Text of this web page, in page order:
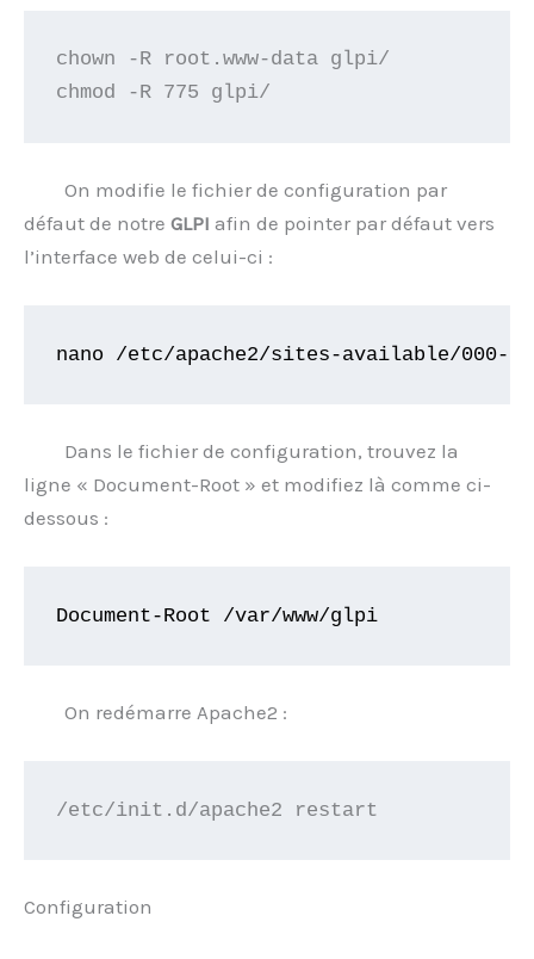
chown -R root.www-data glpi/
chmod -R 775 glpi/
On modifie le fichier de configuration par
défaut de notre GLPI afin de pointer par défaut vers
l’interface web de celui-ci :
nano /etc/apache2/sites-available/000-
Dans le fichier de configuration, trouvez la
ligne « Document-Root » et modifiez là comme ci-
dessous :
Document-Root /var/www/glpi
On redémarre Apache2 :
/etc/init.d/apache2 restart
Configuration